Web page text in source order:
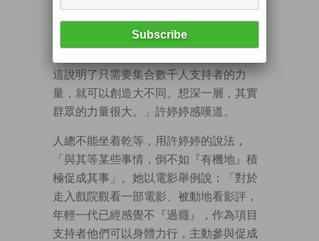
創造歷史傳奇。
「大家已感受到一千、五百元可以make a
這說明了只需要集合數千人支持者的力
量，就可以創造大不同。想深一層，其實
群眾的力量很大。」許婷婷感嘆道。
人總不能坐着乾等，用許婷婷的說法，
「與其等某些事情，倒不如『有機地』積
極促成其事」。她以電影舉例說：「對於
走入戲院觀看一部電影、被動地看影評，
年輕一代已經感覺不『過癮』，作為項目
支持者他們可以身體力行，主動參與促成